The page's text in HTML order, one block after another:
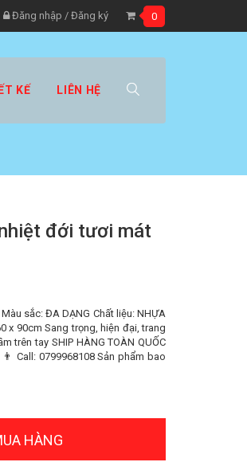
Đăng nhập / Đăng ký 0
KẾ LIÊN HỆ
đới tươi mát
sắc: ĐA DẠNG Chất liệu: NHỰA
x 90cm Sang trọng, hiện đại, trang
trên tay SHIP HÀNG TOÀN QUỐC
Call: 0799968108 Sản phẩm bao
HÀNG